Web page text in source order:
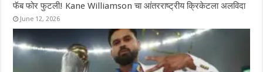
फॅब फोर फुटली! Kane Williamson चा आंतरराष्ट्रीय क्रिकेटला अलविदा
June 12, 2026